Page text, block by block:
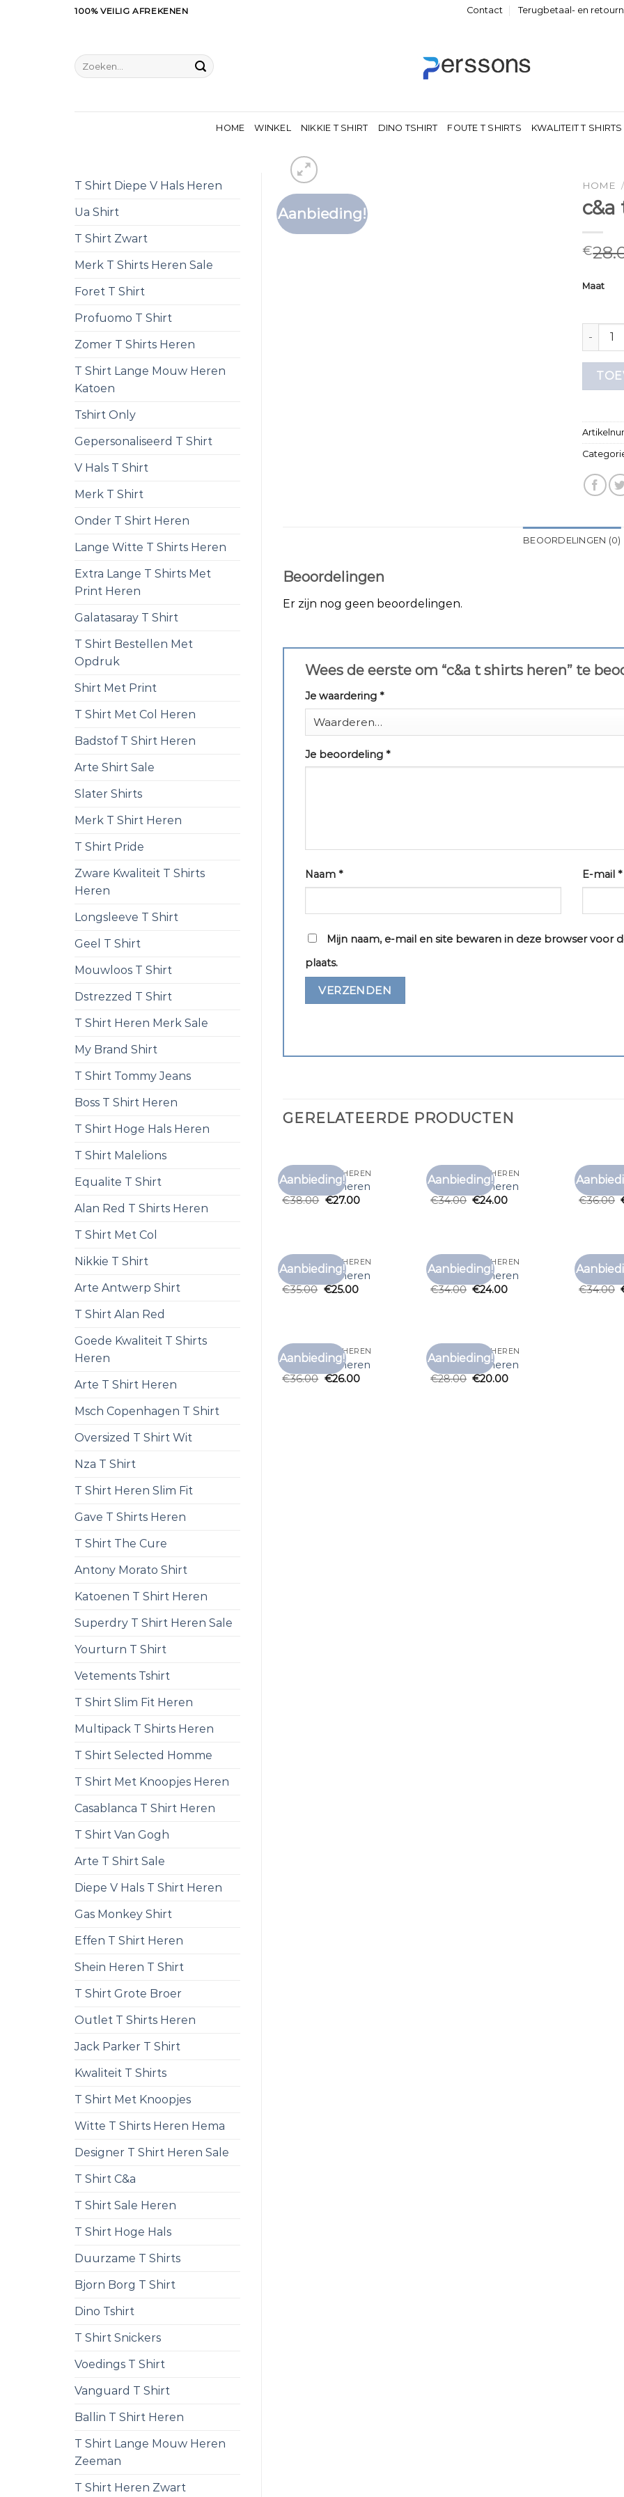
100% VEILIG AFREKENEN Contact Terugbetaal- en
Zoeken
naar:
HOME WINKEL NIKKIE T SHIRT DINO TSHIRT FOUTE T SHIRTS KWALITEIT T SHIRTS
T Shirt Diepe V Hals Heren
Ua Shirt
T Shirt Zwart
Merk T Shirts Heren Sale
Foret T Shirt
Profuomo T Shirt
Zomer T Shirts Heren
T Shirt Lange Mouw Heren
Katoen
Tshirt Only
Gepersonaliseerd T Shirt
V Hals T Shirt
Merk T Shirt
Onder T Shirt Heren
Lange Witte T Shirts Heren
Extra Lange T Shirts Met
Print Heren
Galatasaray T Shirt
T Shirt Bestellen Met
Opdruk
Shirt Met Print
T Shirt Met Col Heren
Badstof T Shirt Heren
Arte Shirt Sale
Slater Shirts
Merk T Shirt Heren
T Shirt Pride
Zware Kwaliteit T Shirts
Heren
Longsleeve T Shirt
Geel T Shirt
Mouwloos T Shirt
Dstrezzed T Shirt
T Shirt Heren Merk Sale
My Brand Shirt
T Shirt Tommy Jeans
Boss T Shirt Heren
T Shirt Hoge Hals Heren
T Shirt Malelions
Equalite T Shirt
Alan Red T Shirts Heren
T Shirt Met Col
Nikkie T Shirt
Arte Antwerp Shirt
T Shirt Alan Red
Goede Kwaliteit T Shirts
Heren
Arte T Shirt Heren
Msch Copenhagen T Shirt
Oversized T Shirt Wit
Nza T Shirt
T Shirt Heren Slim Fit
Gave T Shirts Heren
T Shirt The Cure
Antony Morato Shirt
Katoenen T Shirt Heren
Superdry T Shirt Heren Sale
Yourturn T Shirt
Vetements Tshirt
T Shirt Slim Fit Heren
Multipack T Shirts Heren
T Shirt Selected Homme
T Shirt Met Knoopjes Heren
Casablanca T Shirt Heren
T Shirt Van Gogh
Arte T Shirt Sale
Diepe V Hals T Shirt Heren
Gas Monkey Shirt
Effen T Shirt Heren
Shein Heren T Shirt
T Shirt Grote Broer
Outlet T Shirts Heren
Jack Parker T Shirt
Kwaliteit T Shirts
T Shirt Met Knoopjes
Witte T Shirts Heren Hema
Designer T Shirt Heren Sale
T Shirt C&a
T Shirt Sale Heren
T Shirt Hoge Hals
Duurzame T Shirts
Bjorn Borg T Shirt
Dino Tshirt
T Shirt Snickers
Voedings T Shirt
Vanguard T Shirt
Ballin T Shirt Heren
T Shirt Lange Mouw Heren
Zeeman
T Shirt Heren Zwart
Aanbieding!
HOME /
c&a
€
Maat
c&a t
BEOORDELINGEN (0)
Beoordelingen
Er zijn nog geen beoordelingen.
Wees de eerste om “c&a t shirts heren” te
Je waardering *
Je beoordeling *
Naam * E-mail*
Mijn naam, e-mail en site bewaren in deze browser voor
plaats.
GERELATEERDE PRODUCTEN
Aanbieding!
Toevoegen
C&A T SHIRTS HEREN
c&a t shirts heren
€38.00 €27.00
Aanbieding!
Toevoegen
C&A T SHIRTS HEREN
c&a t shirts heren
€34.00 €24.00
C&A T
c&a t
€36.00
Aanbieding!
Toevoegen
C&A T SHIRTS HEREN
c&a t shirts heren
€35.00 €25.00
Aanbieding!
Toevoegen
C&A T SHIRTS HEREN
c&a t shirts heren
€34.00 €24.00
C&A T
c&a t
€34.00
Aanbieding!
Toevoegen
C&A T SHIRTS HEREN
c&a t shirts heren
€36.00 €26.00
Aanbieding!
Toevoegen
C&A T SHIRTS HEREN
c&a t shirts heren
€28.00 €20.00